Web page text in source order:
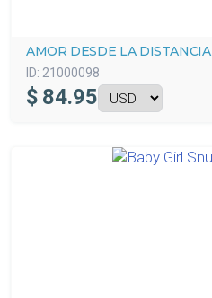
AMOR DESDE LA DISTANCIA
ID: 21000098
$ 84.95